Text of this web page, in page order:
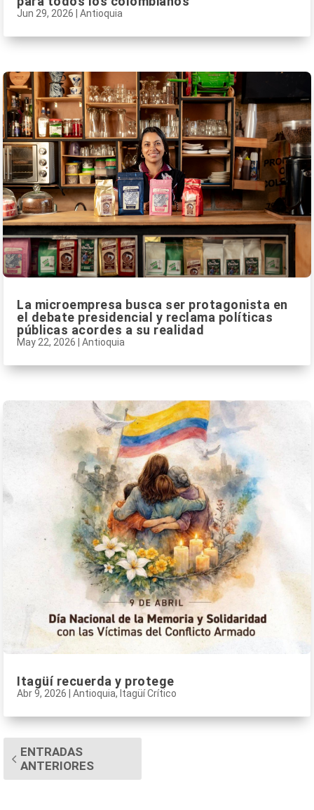
Jun 29, 2026 Antioquia
La microempresa busca ser protagonista en
el debate presidencial y reclama políticas
públicas acordes a su realidad
May 22, 2026 Antioquia
Itagüí recuerda y protege
Abr 9, 2026 Antioquia, Itagüí Crítico
ENTRADAS
ANTERIORES